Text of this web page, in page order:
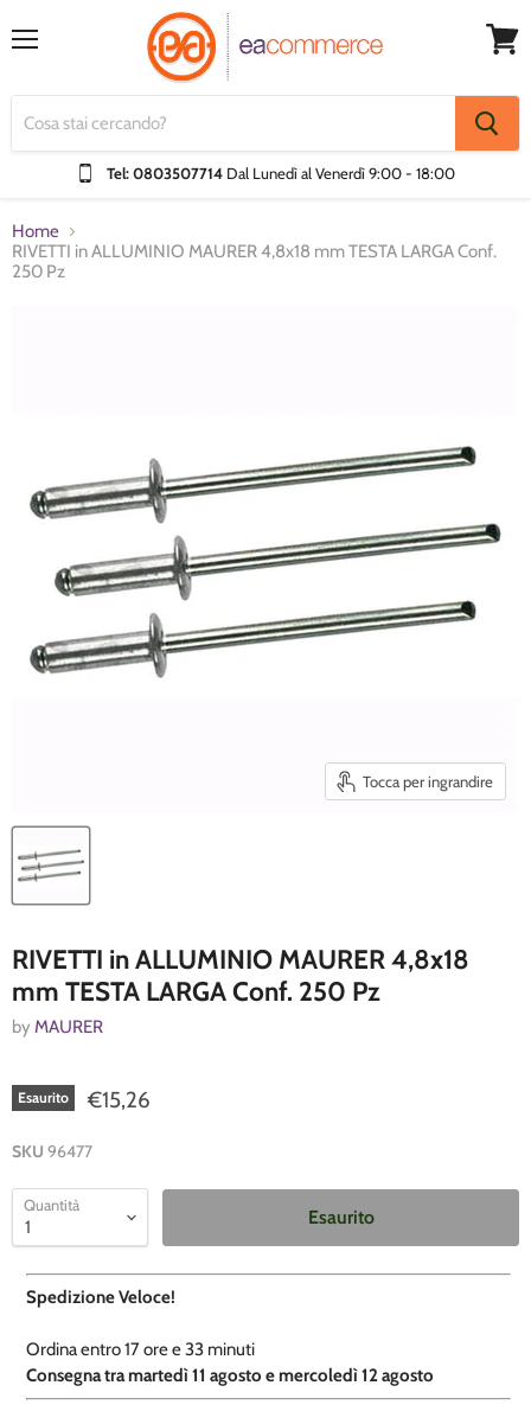
Tel: 0803507714 Dal Lunedì al Venerdì9:00 - 18:00
Home
RIVETTI in ALLUMINIO MAURER 4,8x18 mm TESTA LARGA Conf.
250 Pz
Tocca per ingrandire
RIVETTI in ALLUMINIO MAURER 4,8x18
mm TESTA LARGA Conf. 250 Pz
by MAURER
Esaurito €15,26
SKU 96477
Quantità
Esaurito
Spedizione Veloce!
Ordina entro17 ore e33 minuti
​Consegna tra martedì 11 agosto e mercoledì 12 agosto